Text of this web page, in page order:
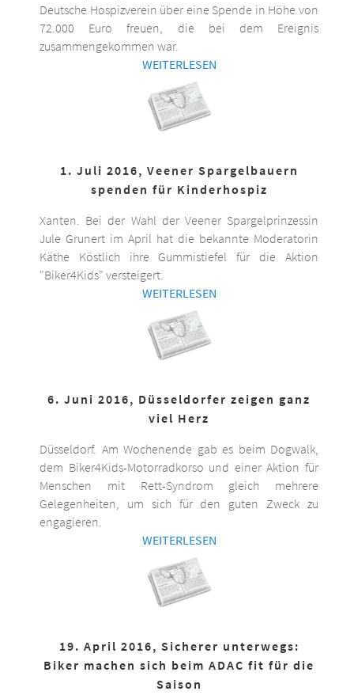
Deutsche Hospizverein über eine Spende in Höhe von
72.000 Euro freuen, die bei dem Ereignis
zusammengekommen war.
WEITERLESEN
1. Juli 2016, Veener Spargelbauern
spenden für Kinderhospiz
Xanten. Bei der Wahl der Veener Spargelprinzessin
Jule Grunert im April hat die bekannte Moderatorin
Käthe Köstlich ihre Gummistiefel für die Aktion
"Biker4Kids" versteigert.
WEITERLESEN
6. Juni 2016, Düsseldorfer zeigen ganz
viel Herz
Düsseldorf. Am Wochenende gab es beim Dogwalk,
dem Biker4Kids-Motorradkorso und einer Aktion für
Menschen mit Rett-Syndrom gleich mehrere
Gelegenheiten, um sich für den guten Zweck zu
engagieren.
WEITERLESEN
19. April 2016, Sicherer unterwegs:
Biker machen sich beim ADAC fit für die
Saison